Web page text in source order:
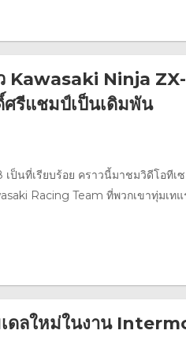
Kawasaki Ninja ZX-
ศรีแชมป์เป็นเดิมพัน
ป็นที่เรียบร้อย คราวนี้มาชมวิดีโอทีเ
Racing Team ที่พวกเขาทุ่มเทแ
เดลใหม่ในงาน